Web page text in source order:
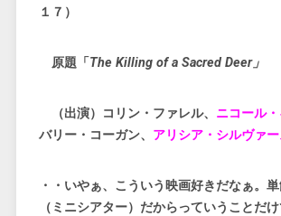
１７）
原題「 The Killing of a Sacred Deer」
（出演）コリン・ファレル、 ニコール
バリー・コーガン、 アリシア・シルヴァ
・・いやぁ、こういう映画好きだなぁ。
（ミニシアター）だからっていうことだ